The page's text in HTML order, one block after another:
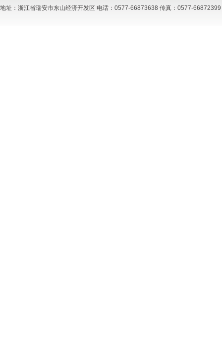
地址：浙江省瑞安市东山经济开发区 电话：0577-66873638 传真：0577-